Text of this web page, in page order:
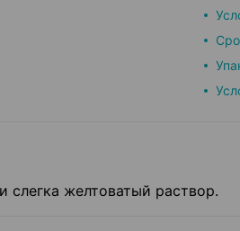
слегка желтоватый раствор.